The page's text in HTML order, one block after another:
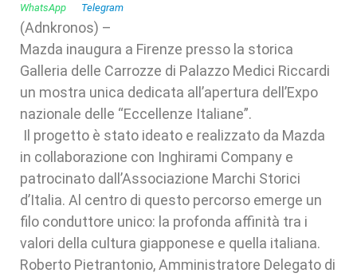
(Adnkronos) –
Mazda inaugura a Firenze presso la storica
Galleria delle Carrozze di Palazzo Medici Riccardi
un mostra unica dedicata all’apertura dell’Expo
nazionale delle “Eccellenze Italiane”.
Il progetto è stato ideato e realizzato da Mazda
in collaborazione con Inghirami Company e
patrocinato dall’Associazione Marchi Storici
d’Italia. Al centro di questo percorso emerge un
filo conduttore unico: la profonda affinità tra i
valori della cultura giapponese e quella italiana.
Roberto Pietrantonio, Amministratore Delegato di